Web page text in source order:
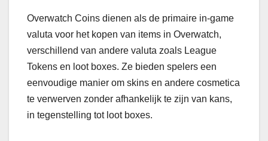
Overwatch Coins dienen als de primaire in-game
valuta voor het kopen van items in Overwatch,
verschillend van andere valuta zoals League
Tokens en loot boxes. Ze bieden spelers een
eenvoudige manier om skins en andere cosmetica
te verwerven zonder afhankelijk te zijn van kans,
in tegenstelling tot loot boxes.